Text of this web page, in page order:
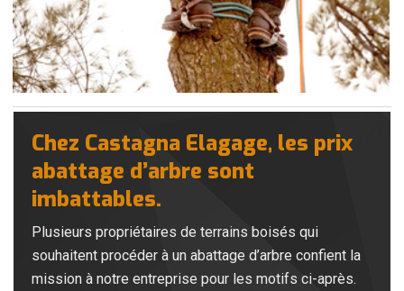
Chez Castagna Elagage, les prix
abattage d’arbre sont
imbattables.
Plusieurs propriétaires de terrains boisés qui
souhaitent procéder à un abattage d’arbre confient la
mission à notre entreprise pour les motifs ci-après.